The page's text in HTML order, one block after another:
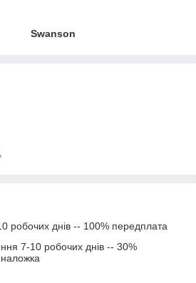
Swanson
робочих днів -- 100% передплата
7-10 робочих днів -- 30%